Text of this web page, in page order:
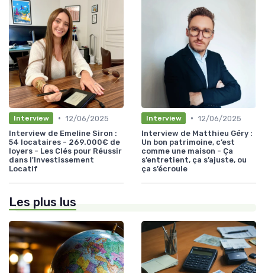
Interview • 12/06/2025
Interview de Emeline Siron :
54 locataires - 269.000€ de
loyers - Les Clés pour Réussir
dans l'Investissement
Locatif
Interview • 12/06/2025
Interview de Matthieu Géry :
Un bon patrimoine, c’est
comme une maison - Ça
s’entretient, ça s’ajuste, ou
ça s’écroule
Les plus lus